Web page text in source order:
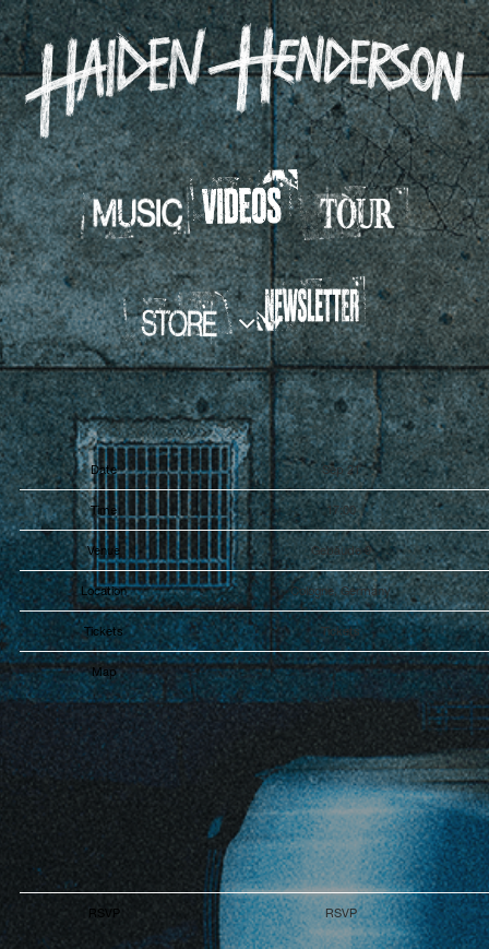
HAIDEN
HENDERSON
Date Sep 21
Time 17:00
Venue Gebäude 9
Location Cologne, Germany
Tickets Tickets
Map
RSVP RSVP